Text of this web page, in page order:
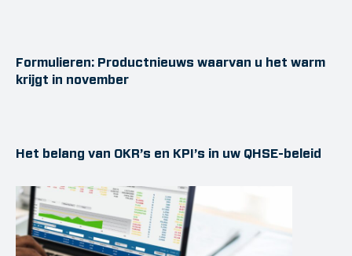
Formulieren: Productnieuws waarvan u het warm
krijgt in november
Het belang van OKR’s en KPI’s in uw QHSE-beleid